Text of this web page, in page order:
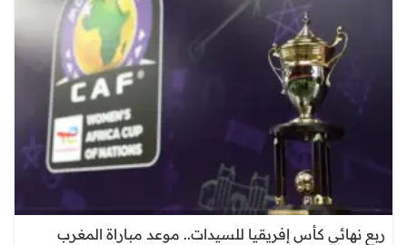
ربع نهائي كأس إفريقيا للسيدات.. موعد مباراة المغرب